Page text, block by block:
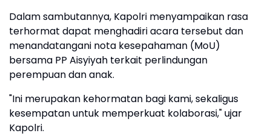
Dalam sambutannya, Kapolri menyampaikan rasa
terhormat dapat menghadiri acara tersebut dan
menandatangani nota kesepahaman (MoU)
bersama PP Aisyiyah terkait perlindungan
perempuan dan anak.
"Ini merupakan kehormatan bagi kami, sekaligus
kesempatan untuk memperkuat kolaborasi," ujar
Kapolri.